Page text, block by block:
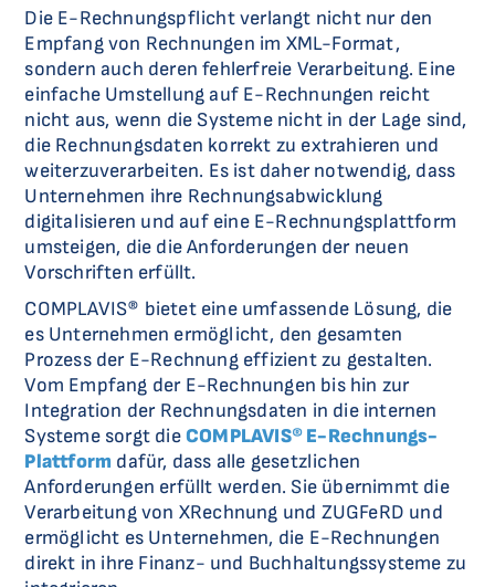
Die E-Rechnungspflicht verlangt nicht nur den
Empfang von Rechnungen im XML-Format,
sondern auch deren fehlerfreie Verarbeitung. Eine
einfache Umstellung auf E-Rechnungen reicht
nicht aus, wenn die Systeme nicht in der Lage sind,
die Rechnungsdaten korrekt zu extrahieren und
weiterzuverarbeiten. Es ist daher notwendig, dass
Unternehmen ihre Rechnungsabwicklung
digitalisieren und auf eine E-Rechnungsplattform
umsteigen, die die Anforderungen der neuen
Vorschriften erfüllt.
COMPLAVIS® bietet eine umfassende Lösung, die
es Unternehmen ermöglicht, den gesamten
Prozess der E-Rechnung effizient zu gestalten.
Vom Empfang der E-Rechnungen bis hin zur
Integration der Rechnungsdaten in die internen
Systeme sorgt dieCOMPLAVIS® E-Rechnungs-
Plattform dafür, dass alle gesetzlichen
Anforderungen erfüllt werden. Sie übernimmt die
Verarbeitung von XRechnung und ZUGFeRD und
ermöglicht es Unternehmen, die E-Rechnungen
direkt in ihre Finanz- und Buchhaltungssysteme zu